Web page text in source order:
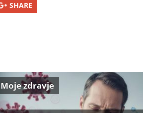
SHARE
Moje zdravje